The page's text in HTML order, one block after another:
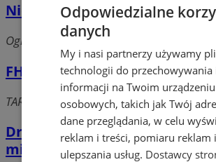
Niekotrans-Nova Sp. z o.o.
Ogrodowa, 44-120 Pyskowice
FHU NOVITECH
TARGOWA, 44-120 Pyskowice
Drama Trans. Transport
międzynarodowy
Odpowiedzialne
danych
My i nasi partnerzy używamy
technologii do
informacji na Twoim
osobowych, takich jak Twój
dane przeglądania, w celu
reklam i treści, pomiaru reklam
ulepszania usług. Dostawcy